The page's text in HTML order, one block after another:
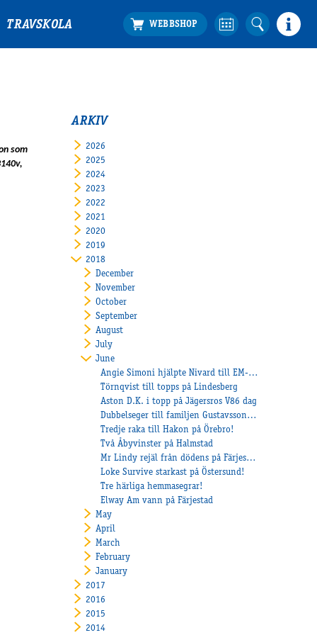
TRAVSKOLA
som
ARKIV
2026
2025
2024
2023
2022
2021
2020
2019
2018
December
November
October
September
August
July
June
Angie Simoni hjälpte Nivard till EM-guld!
Törnqvist till topps på Lindesberg
Aston D.K. i topp på Jägersros V86 dag
Dubbelseger till familjen Gustavsson på Åmål
Tredje raka till Hakon på Örebro!
Två Åbyvinster på Halmstad
Mr Lindy rejäl från dödens på Färjestad
Loke Survive starkast på Östersund!
Tre härliga hemmasegrar!
Elway Am vann på Färjestad
May
April
March
February
January
2017
2016
2015
2014